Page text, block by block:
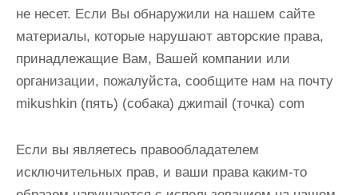
не несет. Если Вы обнаружили на нашем сайте
материалы, которые нарушают авторские права,
принадлежащие Вам, Вашей компании или
организации, пожалуйста, сообщите нам на почту
mikushkin (пять) (собака) джиmail (точка) com
Если вы являетесь правообладателем
исключительных прав, и ваши права каким-то